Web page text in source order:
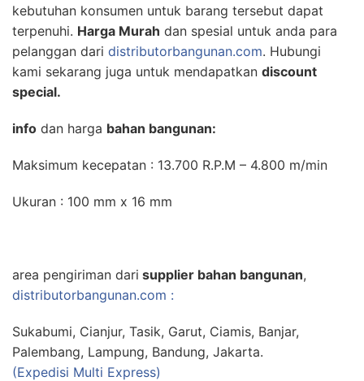
kebutuhan konsumen untuk barang tersebut dapat
terpenuhi. Harga Murah dan spesial untuk anda para
pelanggan dari distributorbangunan.com. Hubungi
kami sekarang juga untuk mendapatkan discount
special.
info dan harga bahan bangunan:
Maksimum kecepatan : 13.700 R.P.M – 4.800 m/min
Ukuran : 100 mm x 16 mm
area pengiriman dari supplier bahan bangunan,
distributorbangunan.com :
Sukabumi, Cianjur, Tasik, Garut, Ciamis, Banjar,
Palembang, Lampung, Bandung, Jakarta.
(Expedisi Multi Express)